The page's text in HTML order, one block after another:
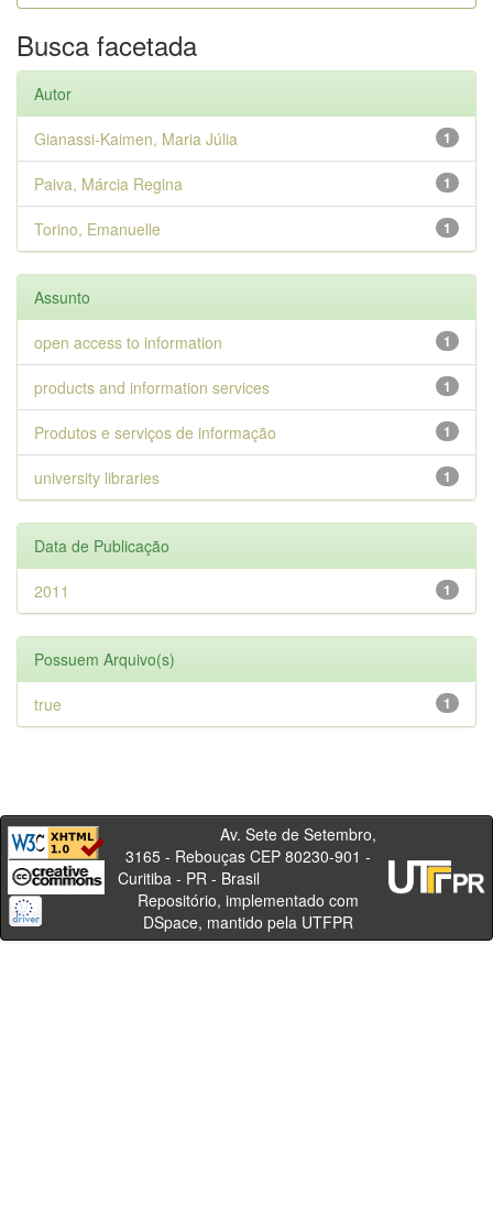
Busca facetada
Autor
1
Gianassi-Kaimen, Maria Júlia
1
Paiva, Márcia Regina
1
Torino, Emanuelle
Assunto
1
open access to information
1
products and information services
1
Produtos e serviços de informação
1
university libraries
Data de Publicação
1
2011
Possuem Arquivo(s)
1
true
Av. Sete de Setembro,
3165 - Rebouças CEP 80230-901 -
Curitiba - PR - Brasil
Repositório, implementado com
DSpace, mantido pela UTFPR